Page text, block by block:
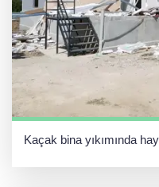
Kaçak bina yıkımında